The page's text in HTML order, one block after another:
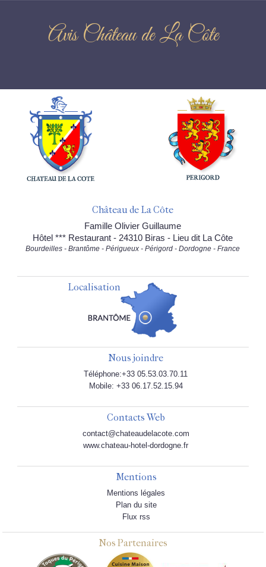
Avis Château de La Côte
Château de La Côte
Famille Olivier Guillaume
Hôtel *** Restaurant - 24310 Biras - Lieu dit La Côte
Bourdeilles - Brantôme - Périgueux - Périgord - Dordogne - France
Localisation
Nous joindre
Téléphone:+33 05.53.03.70.11
Mobile: +33 06.17.52.15.94
Contacts Web
contact@chateaudelacote.com
www.chateau-hotel-dordogne.fr
Mentions
Mentions légales
Plan du site
Flux rss
Nos Partenaires